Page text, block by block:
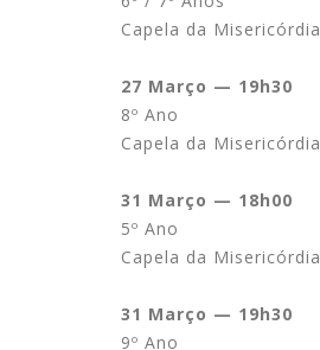
Capela da Misericórdia
27 Março — 19h30
8º Ano
Capela da Misericórdia
31 Março — 18h00
5º Ano
Capela da Misericórdia
31 Março — 19h30
9º Ano